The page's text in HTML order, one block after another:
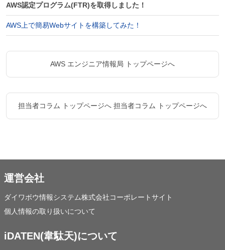
AWS認定プログラム(FTR)を取得しました！
AWS上で簡易Webサイトを構築してみた！
AWS エンジニア情報局 トップページへ
担当者コラム トップページへ 担当者コラム トップページへ
運営会社
ダイワボウ情報システム株式会社コーポレートサイト
個人情報の取り扱いについて
iDATEN(韋駄天)について